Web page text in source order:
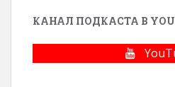
КАНАЛ ПОДКАСТА В